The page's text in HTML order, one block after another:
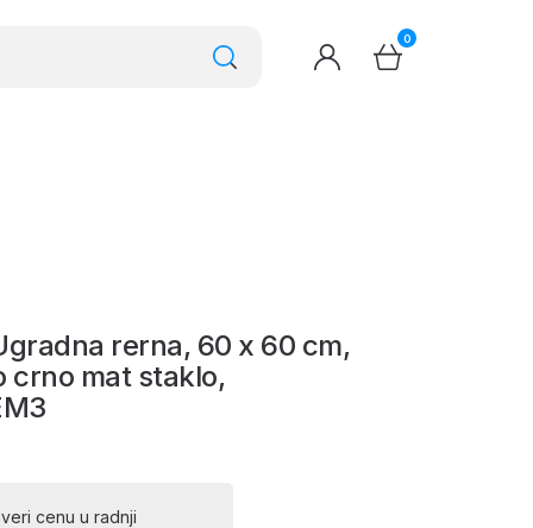
0
rerna, 60 x 60 cm,
crno mat staklo,
cenu u radnji